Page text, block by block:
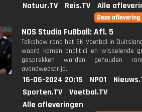
Natuur.TV
Reis.TV Alle
NOS Studio Fußball: Afl. 5
Talkshow rond het EK Voetbal in
woord komen analitici en wisselende
gesprekken worden gehouden
avondwedstrijd.
16-06-2024 20:15 NPO1
Sporten.TV
Voetbal.TV
Alle afleveringen